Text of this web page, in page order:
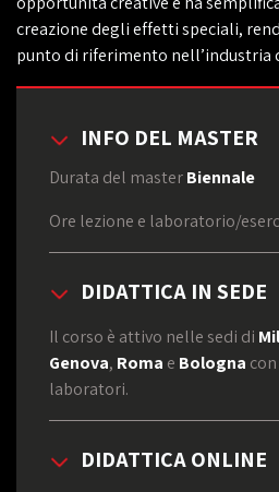
creazione degli effetti speciali,
punto di riferimento
INFO DEL MASTER
Durata del masterBiennale
Ore lezione e laboratorio/
DIDATTICA IN SEDE
Il corso è attivo nelle sedi di
Genova, Roma e Bologna
laboratori.
DIDATTICA ONLINE